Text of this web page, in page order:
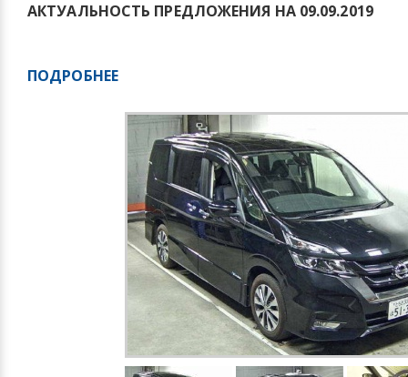
АКТУАЛЬНОСТЬ ПРЕДЛОЖЕНИЯ НА 09.09.2019
ПОДРОБНЕЕ